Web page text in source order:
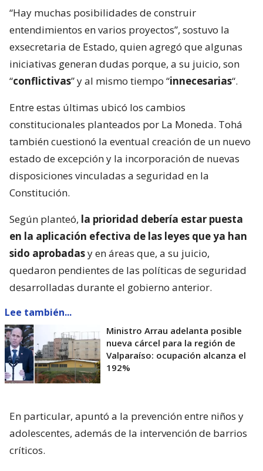
“Hay muchas posibilidades de construir
entendimientos en varios proyectos”, sostuvo la
exsecretaria de Estado, quien agregó que algunas
iniciativas generan dudas porque, a su juicio, son
“conflictivas” y al mismo tiempo “innecesarias“.
Entre estas últimas ubicó los cambios
constitucionales planteados por La Moneda. Tohá
también cuestionó la eventual creación de un nuevo
estado de excepción y la incorporación de nuevas
disposiciones vinculadas a seguridad en la
Constitución.
Según planteó, la prioridad debería estar puesta
en la aplicación efectiva de las leyes que ya han
sido aprobadasy en áreas que, a su juicio,
quedaron pendientes de las políticas de seguridad
desarrolladas durante el gobierno anterior.
Lee también...
Ministro Arrau adelanta posible
nueva cárcel para la región de
Valparaíso: ocupación alcanza el
192%
En particular, apuntó a la prevención entre niños y
adolescentes, además de la intervención de barrios
críticos.